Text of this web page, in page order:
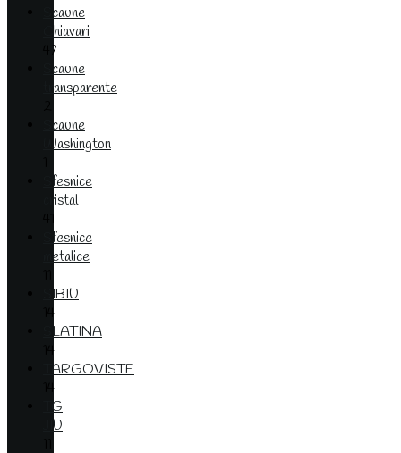
Scaune
Chiavari
47
Scaune
transparente
Scaune
Washington
Sfesnice
cristal
Sfesnice
metalice
SIBIU
14
SLATINA
14
TARGOVISTE
14
TG
JIU